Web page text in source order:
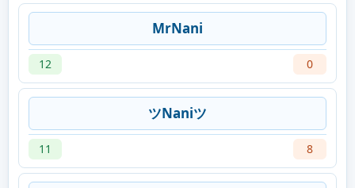
MrNani
12 0
ツNaniツ
11 8